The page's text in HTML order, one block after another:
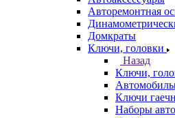
Авторемонтная
Домкраты
Ключи, головки
Назад
Ключи,
Ключи
Наборы